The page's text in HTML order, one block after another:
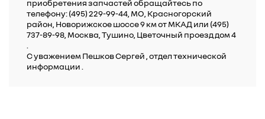
приобретения запчастей обращайтесь по
телефону: (495) 229-99-44, МО, Красногорский
район, Новорижское шоссе 9 км от МКАД или (495)
737-89-98, Москва, Тушино, Цветочный проезд дом 4
C уважением Пешков Сергей , отдел технической
информации .